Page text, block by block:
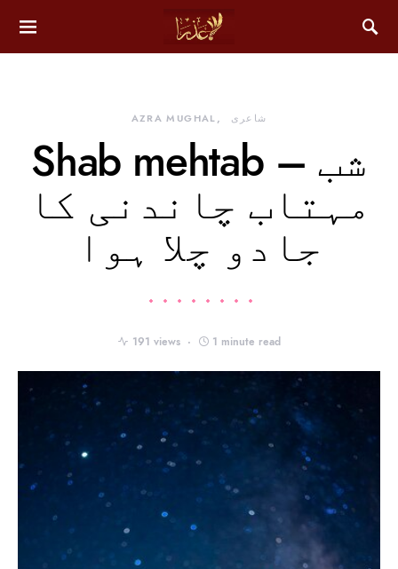
AZRA MUGHAL شاعری
Shab mehtab – شب
مہتاب چاندنی کا
جادو چلا ہوا
191 views 1 minute read